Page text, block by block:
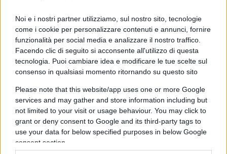
Noi e i nostri partner utilizziamo, sul nostro sito, tecnologie
come i cookie per personalizzare contenuti e annunci, fornire
funzionalità per social media e analizzare il nostro traffico.
Facendo clic di seguito si acconsente all'utilizzo di questa
tecnologia. Puoi cambiare idea e modificare le tue scelte sul
consenso in qualsiasi momento ritornando su questo sito
Please note that this website/app uses one or more Google
services and may gather and store information including but
not limited to your visit or usage behaviour. You may click to
grant or deny consent to Google and its third-party tags to
use your data for below specified purposes in below Google
consent section.
E allora eccola, la motivazione fornita dal Comune
per premiare l’amato primo cittadino newyorkese
che stasera invierà un videomessaggio in
occasione dell’apertura del Bologna Portici
festival. “Il messaggio del sindaco di New York –
afferma il sindaco Matteo Lepore – conferma
l’importanza di Bologna a livello internazionale.
Con il sindaco Mamdani condividiamo una
visione e progetti che traggono ispirazione